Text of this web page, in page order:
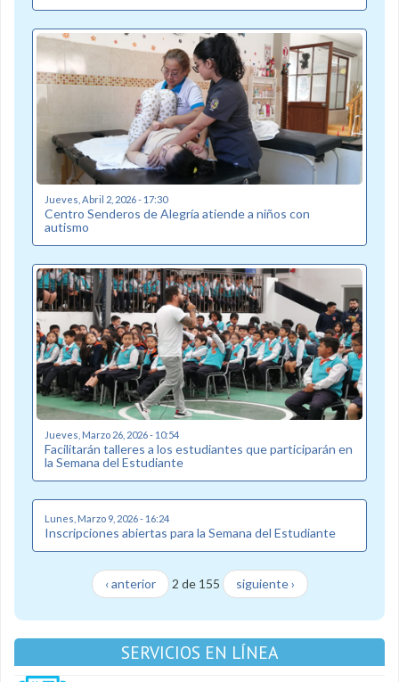
Jueves, Abril 2, 2026 - 17:30
Centro Senderos de Alegría atiende a niños con
autismo
Jueves, Marzo 26, 2026 - 10:54
Facilitarán talleres a los estudiantes que participarán en
la Semana del Estudiante
Lunes, Marzo 9, 2026 - 16:24
Inscripciones abiertas para la Semana del Estudiante
‹ anterior 2 de 155 siguiente ›
SERVICIOS EN LÍNEA